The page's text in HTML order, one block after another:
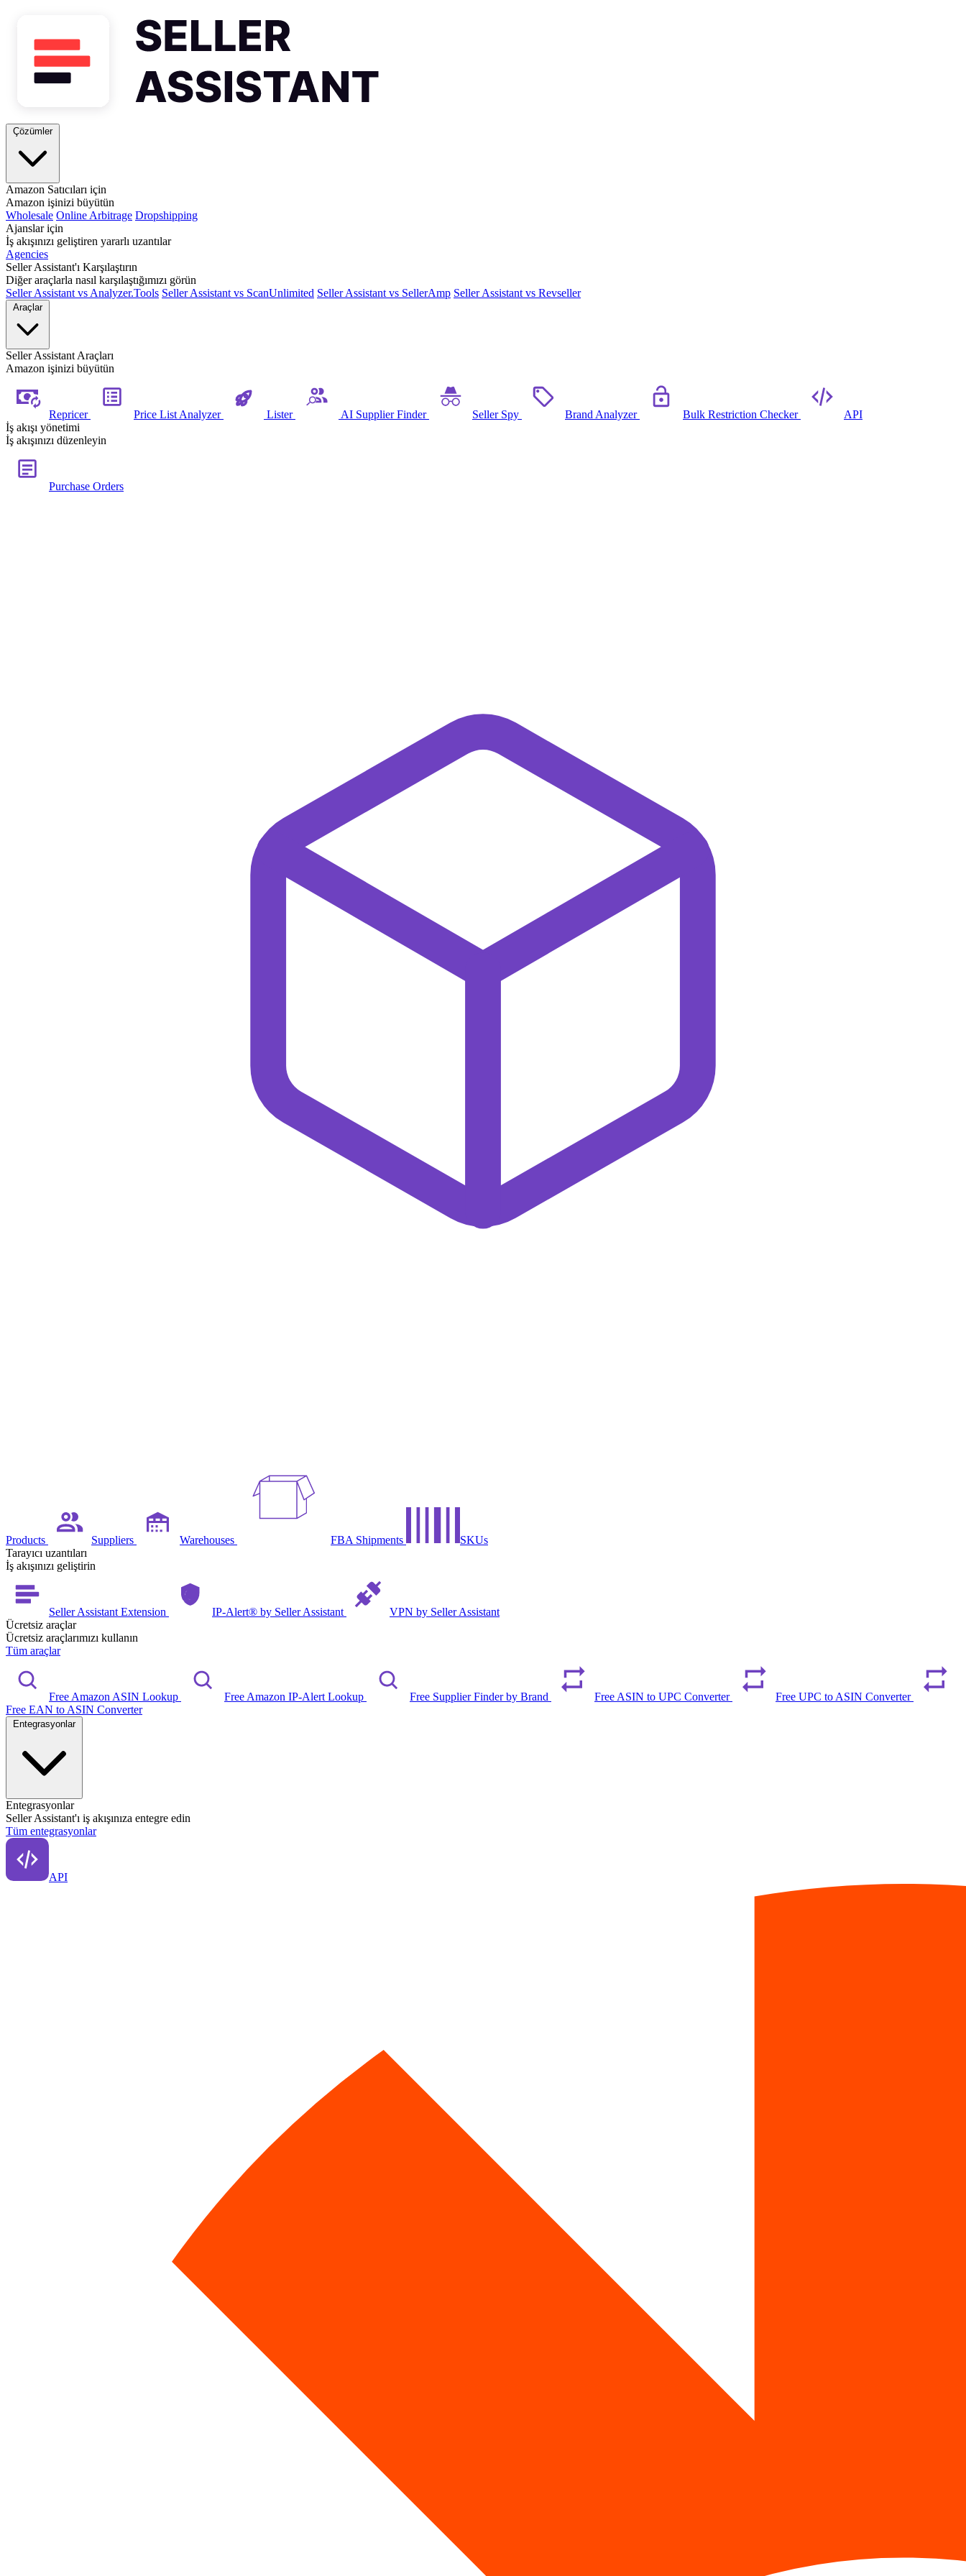
Çözümler
Amazon Satıcıları için
Amazon işinizi büyütün
Wholesale Online Arbitrage Dropshipping
Ajanslar için
İş akışınızı geliştiren yararlı uzantılar
Agencies
Seller Assistant'ı Karşılaştırın
Diğer araçlarla nasıl karşılaştığımızı görün
Seller Assistant vs Analyzer.Tools Seller Assistant vs ScanUnlimited Seller Assistant vs SellerAmp Seller Assistant vs Revseller
Araçlar
Seller Assistant Araçları
Amazon işinizi büyütün
Repricer Price List Analyzer Lister AI Supplier Finder Seller Spy Brand Analyzer Bulk Restriction Checker
API
İş akışı yönetimi
İş akışınızı düzenleyin
Purchase Orders
Products Suppliers Warehouses FBA Shipments
SKUs
Tarayıcı uzantıları
İş akışınızı geliştirin
Seller Assistant Extension IP-Alert® by Seller Assistant
VPN by Seller Assistant
Ücretsiz araçlar
Ücretsiz araçlarımızı kullanın
Tüm araçlar
Free Amazon ASIN Lookup Free Amazon IP-Alert Lookup Free Supplier Finder by Brand Free ASIN to UPC Converter
Free UPC to ASIN Converter
Free EAN to ASIN Converter
Entegrasyonlar
Entegrasyonlar
Seller Assistant'ı iş akışınıza entegre edin
Tüm entegrasyonlar
API